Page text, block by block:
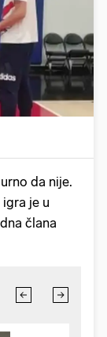
da nije.
je u
člana